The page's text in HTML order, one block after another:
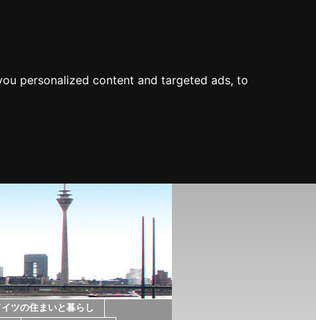
personalized content and targeted ads, to
イツの住まいと暮らし